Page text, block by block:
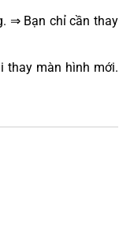
⇒ Bạn chỉ cần thay
thay màn hình mới.